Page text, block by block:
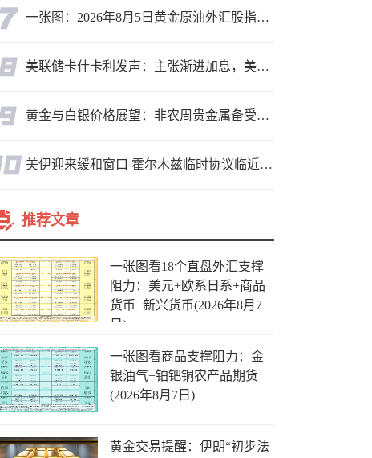
一张图：2026年8月5日黄金原油外汇股指“枢纽点+多空持仓信号”一览
美联储卡什卡利发声：主张渐进加息，美联储内部政策分歧
黄金与白银价格展望：非农周贵金属备受关注，黄金测试关键突破位
美伊迎来缓和窗口 霍尔木兹临时协议临近落地
推荐文章
一张图看18个直盘外汇支撑
阻力：美元+欧系日系+商品
货币+新兴货币(2026年8月7
日)
一张图看商品支撑阻力：金
银油气+铂钯铜农产品期货
(2026年8月7日)
黄金交易提醒：伊朗“初步法